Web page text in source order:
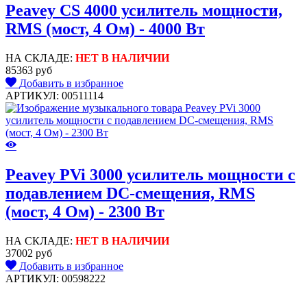
Peavey CS 4000 усилитель мощности,
RMS (мост, 4 Ом) - 4000 Вт
НА СКЛАДЕ: НЕТ В НАЛИЧИИ
85363 руб
Добавить в избранное
АРТИКУЛ: 00511114
Peavey PVi 3000 усилитель мощности с
подавлением DC-смещения, RMS
(мост, 4 Ом) - 2300 Вт
НА СКЛАДЕ: НЕТ В НАЛИЧИИ
37002 руб
Добавить в избранное
АРТИКУЛ: 00598222